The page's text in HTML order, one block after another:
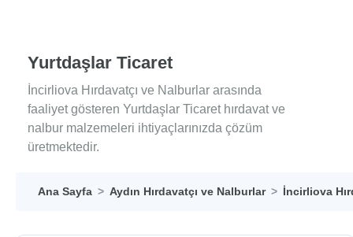
Yurtdaşlar Ticaret
İncirliova Hırdavatçı ve Nalburlar arasında
faaliyet gösteren Yurtdaşlar Ticaret hırdavat ve
nalbur malzemeleri ihtiyaçlarınızda çözüm
üretmektedir.
Ana Sayfa Aydın Hırdavatçı ve Nalburlar İncirliova